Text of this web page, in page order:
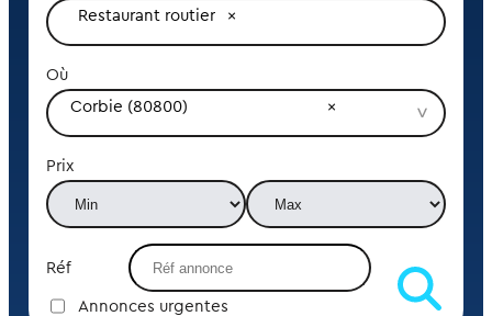
Restaurant routier
Où
Corbie (80800)
Prix
Réf
Annonces urgentes